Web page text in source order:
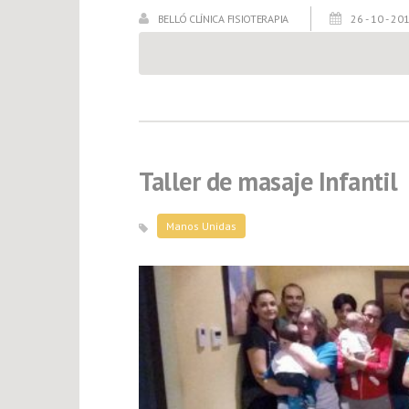
BELLÓ CLÍNICA FISIOTERAPIA 26 - 10 -
Taller de masaje Infantil
Manos Unidas